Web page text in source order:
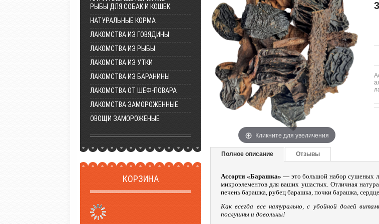
Кликните для увеличения
Полное описание Отзывы
Ассорти «Барашка» — это большой набор сушеных
микроэлементов для ваших ушастых. Отличная
печень барашка, рубец барашка, почки барашка,
Как всегда все натурально, с убойной долей
послушны и довольны!
РЫБЫ ДЛЯ СОБАК И КОШЕК
НАТУРАЛЬНЫЕ КОРМА
ЛАКОМСТВА ИЗ ГОВЯДИНЫ
ЛАКОМСТВА ИЗ РЫБЫ
ЛАКОМСТВА ИЗ УТКИ
ЛАКОМСТВА ИЗ БАРАНИНЫ
ЛАКОМСТВА ОТ ШЕФ-ПОВАРА
ЛАКОМСТВА ЗАМОРОЖЕННЫЕ
ОВОЩИ ЗАМОРОЖЕНЫЕ
КОРЗИНА